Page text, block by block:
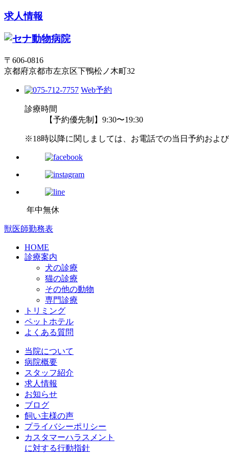
求人情報
〒606-0816
京都府京都市左京区下鴨松ノ木町32
Web予約
診療時間
【予約優先制】9:30〜19:30
※18時以降に関しましては、お電話での当日予約およ
年中無休
獣医師勤務表
HOME
診療案内
犬の診療
猫の診療
その他の動物
専門診療
トリミング
ペットホテル
よくある質問
当院について
病院概要
スタッフ紹介
求人情報
お知らせ
ブログ
飼い主様の声
プライバシーポリシー
カスタマーハラスメント
に対する行動指針